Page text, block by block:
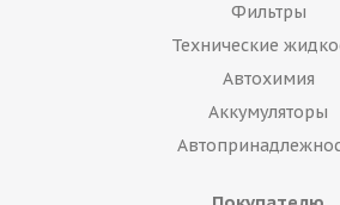
Фильтры
Технические
Автохимия
Аккумуляторы